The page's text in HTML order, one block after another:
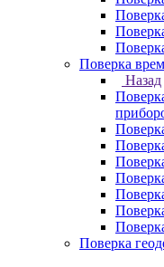
Поверка
Назад
Поверка